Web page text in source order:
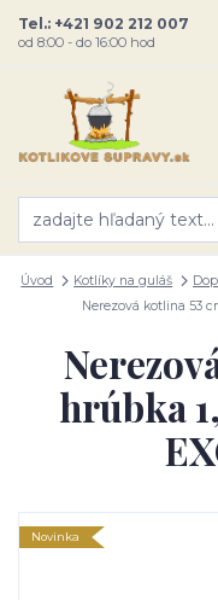
Tel.: +421 902 212 007
od 8:00 - do 16:00 hod
Úvod Kotlíky na guláš
Nerezová kotlina 53
hrúbka
Novinka